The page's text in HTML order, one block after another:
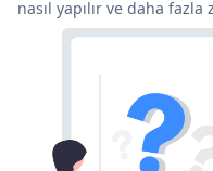
nasıl yapılır ve daha